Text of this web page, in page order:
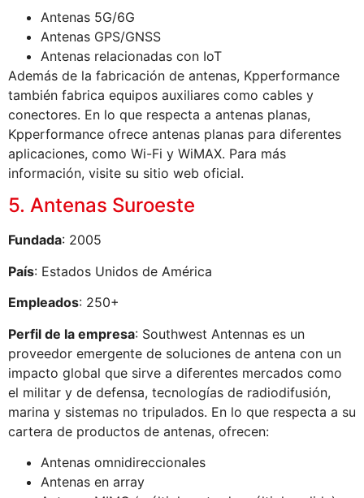
Antenas 5G/6G
Antenas GPS/GNSS
Antenas relacionadas con IoT
Además de la fabricación de antenas, Kpperformance
también fabrica equipos auxiliares como cables y
conectores. En lo que respecta a antenas planas,
Kpperformance ofrece antenas planas para diferentes
aplicaciones, como Wi-Fi y WiMAX. Para más
información, visite su sitio web oficial.
5. Antenas Suroeste
Fundada: 2005
País: Estados Unidos de América
Empleados: 250+
Perfil de la empresa: Southwest Antennas es un
proveedor emergente de soluciones de antena con un
impacto global que sirve a diferentes mercados como
el militar y de defensa, tecnologías de radiodifusión,
marina y sistemas no tripulados. En lo que respecta a su
cartera de productos de antenas, ofrecen:
Antenas omnidireccionales
Antenas en array